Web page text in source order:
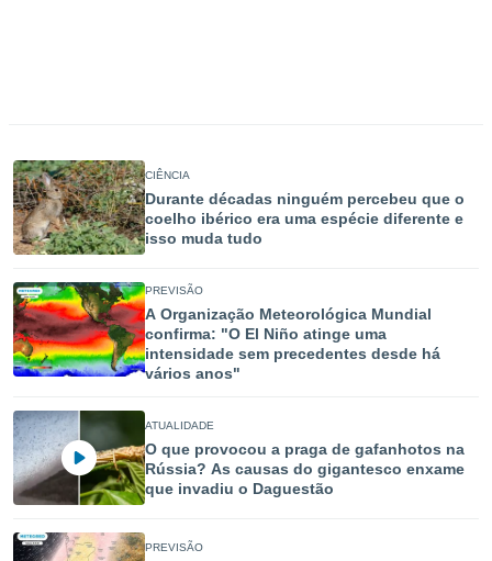
CIÊNCIA
Durante décadas ninguém percebeu que o
coelho ibérico era uma espécie diferente e
isso muda tudo
PREVISÃO
A Organização Meteorológica Mundial
confirma: "O El Niño atinge uma
intensidade sem precedentes desde há
vários anos"
ATUALIDADE
O que provocou a praga de gafanhotos na
Rússia? As causas do gigantesco enxame
que invadiu o Daguestão
PREVISÃO